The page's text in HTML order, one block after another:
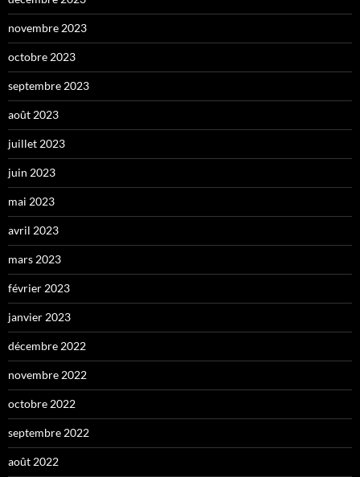
novembre 2023
octobre 2023
septembre 2023
août 2023
juillet 2023
juin 2023
mai 2023
avril 2023
mars 2023
février 2023
janvier 2023
décembre 2022
novembre 2022
octobre 2022
septembre 2022
août 2022